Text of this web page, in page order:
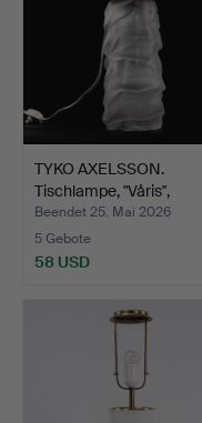
TYKO AXELSSON.
Tischlampe, "Våris",
Reijmy…
Beendet 25. Mai 2026
5 Gebote
58 USD